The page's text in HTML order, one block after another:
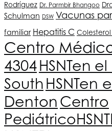
Rodríguez Dr. Parmbir Bhangoo
Schulman DSW Vacunas
familiar Hepatitis C
Centro
4304HSNTen el
South HSNTen
Denton Centro
PediátricoHSNT